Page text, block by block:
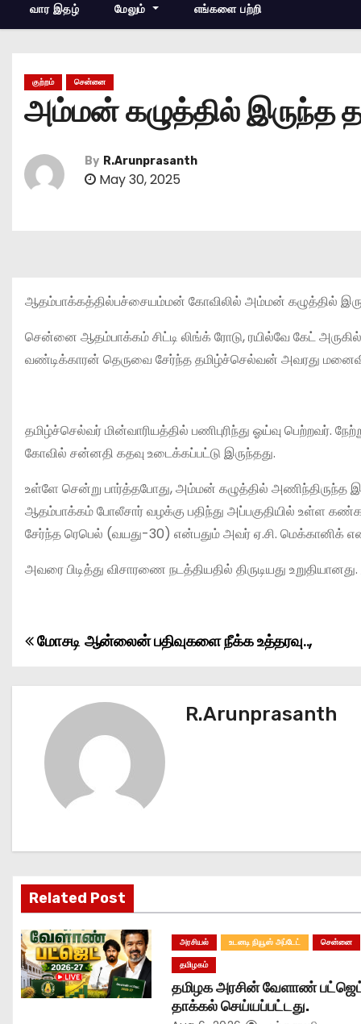
வார இதழ் மேலும் எங்களை பற்றி
குற்றம் சென்னை
அம்மன் கழுத்தில் இருந்த
By R.Arunprasanth
May 30, 2025
ஆதம்பாக்கத்தில்பச்சையம்மன் கோவிலில் அம்மன் கழுத்தில்
சென்னை ஆதம்பாக்கம் சிட்டி லிங்க் ரோடு, ரயில்வே கேட்
வண்டிக்காரன் தெருவை சேர்ந்த தமிழ்ச்செல்வன் அவரது
தமிழ்ச்செல்வர் மின்வாரியத்தில் பணிபுரிந்து ஓய்வு பெற்றவர்.
கோவில் சன்னதி கதவு உடைக்கப்பட்டு இருந்தது.
உள்ளே சென்று பார்த்தபோது, அம்மன் கழுத்தில் அணிந்திருந்த
ஆதம்பாக்கம் போலீசார் வழக்கு பதிந்து அப்பகுதியில் உள்ள
சேர்ந்த ரெபெல் (வயது-30) என்பதும் அவர் ஏ.சி. மெக்கானிக்
அவரை பிடித்து விசாரணை நடத்தியதில் திருடியது
P
o
v
i
g
a
t
மோசடி ஆன்லைன் பதிவுகளை நீக்க உத்தரவு..,
R.Arunprasanth
Related Post
அரசியல் உடனடி நியூஸ் அப்டேட்
சென்னை
தமிழகம்
தமிழக அரசின் வேளாண்
தாக்கல் செய்யப்பட்டது.